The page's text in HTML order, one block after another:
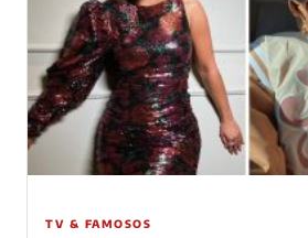
TV & FAMOSOS